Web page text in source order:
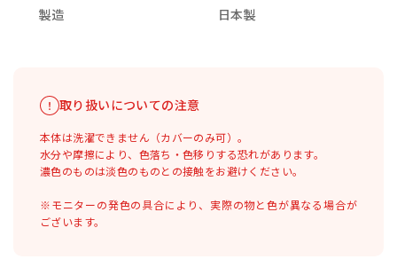
製造 日本製
取り扱いについての注意
本体は洗濯できません（カバーのみ可）。
水分や摩擦により、色落ち・色移りする恐れがあります。
濃色のものは淡色のものとの接触をお避けください。
※モニターの発色の具合により、実際の物と色が異なる場合が
ございます。